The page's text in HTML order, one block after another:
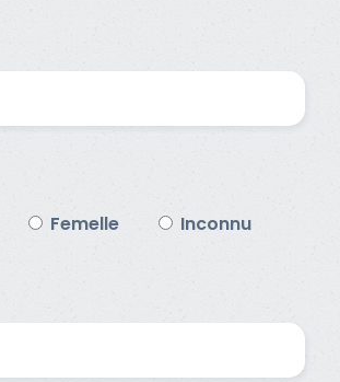
Femelle Inconnu